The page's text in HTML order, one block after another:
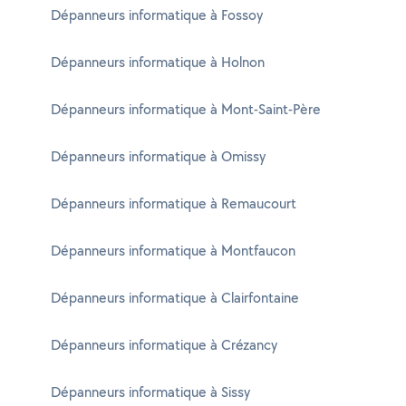
Dépanneurs informatique à Fossoy
Dépanneurs informatique à Holnon
Dépanneurs informatique à Mont-Saint-Père
Dépanneurs informatique à Omissy
Dépanneurs informatique à Remaucourt
Dépanneurs informatique à Montfaucon
Dépanneurs informatique à Clairfontaine
Dépanneurs informatique à Crézancy
Dépanneurs informatique à Sissy